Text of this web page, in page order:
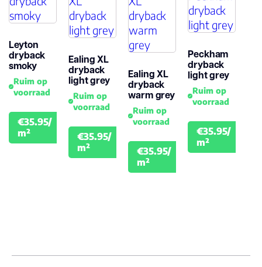
Leyton
dryback
smoky
Ruim op
voorraad
€35.95/
m²
€39.95
Ealing XL
dryback
light grey
Ruim op
voorraad
€35.95/
m²
€39.95
Ealing XL
dryback
warm grey
Ruim op
voorraad
€35.95/
m²
€39.95
Peckham
dryback
light grey
Ruim op
voorraad
€35.95/
m²